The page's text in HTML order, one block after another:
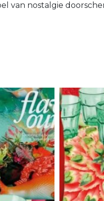
van nostalgie